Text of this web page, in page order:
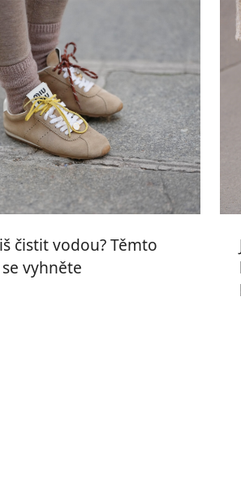
čistit vodou? Těmto
vyhněte